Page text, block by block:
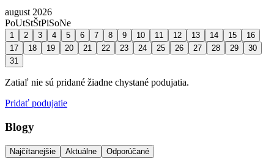
august 2026
PoUtStŠtPiSoNe
1 2 3 4 5 6 7 8 9 10 11 12 13 14 15
16
17
18 19 20 21 22 23 24 25 26 27 28 29
30
31
Zatiaľ nie sú pridané žiadne chystané podujatia.
Pridať podujatie
Blogy
Najčítanejšie Aktuálne Odporúčané